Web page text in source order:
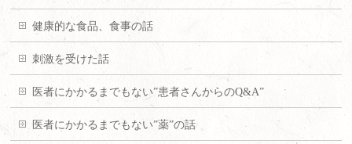
健康的な食品、食事の話
刺激を受けた話
医者にかかるまでもない”患者さんからのQ&A”
医者にかかるまでもない”薬”の話